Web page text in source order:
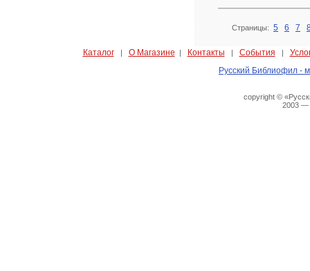
Страницы: 5 6 7
Каталог| О Магазине | Контакты | События |
Русский Библиофил -
copyright ©
2003 —